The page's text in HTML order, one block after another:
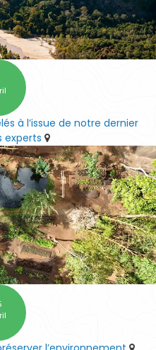
à l’issue de notre dernier
experts